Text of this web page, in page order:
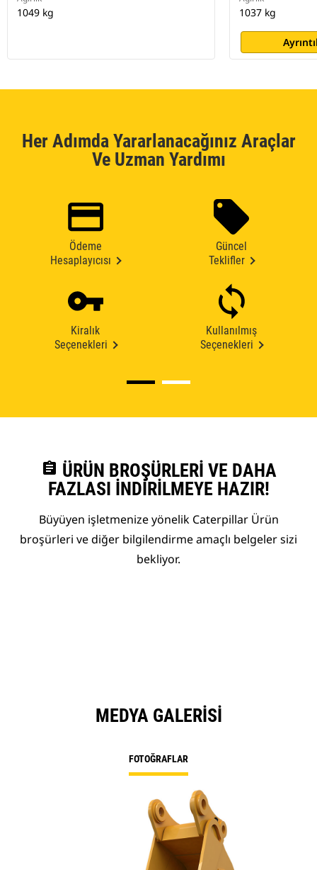
1049 kg 1037 kg
Her Adımda Yararlanacağınız Araçlar
Ve Uzman Yardımı
Ödeme
Hesaplayıcısı
Güncel
Teklifler
Kiralık
Seçenekleri
Kullanılmış
Seçenekleri
assignment ÜRÜN BROŞÜRLERI VE DAHA
FAZLASI İNDIRILMEYE HAZIR!
Büyüyen işletmenize yönelik Caterpillar Ürün
broşürleri ve diğer bilgilendirme amaçlı belgeler sizi
bekliyor.
MEDYA GALERISI
FOTOĞRAFLAR